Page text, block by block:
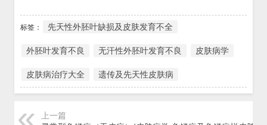
标签： 先天性外胚叶缺损及皮肤发育不全
外胚叶发育不良 无汗性外胚叶发育不良 皮肤病学
皮肤病治疗大全 遗传及先天性皮肤病
上一篇